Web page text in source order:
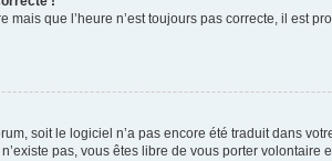
que l’heure n’est toujours pas correcte, il est
soit le logiciel n’a pas encore été traduit dans
pas, vous êtes libre de vous porter